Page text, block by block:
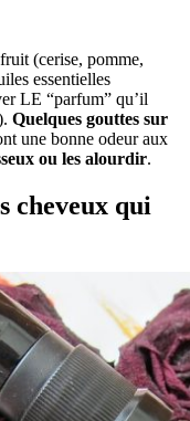
(cerise, pomme,
essentielles
LE “parfum” qu’il
Quelques gouttes sur
une bonne odeur aux
ou les alourdir.
cheveux qui